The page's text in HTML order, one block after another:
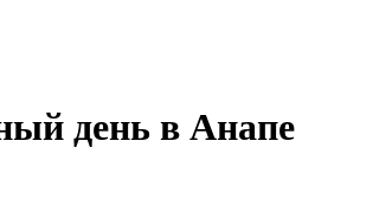
день в Анапе